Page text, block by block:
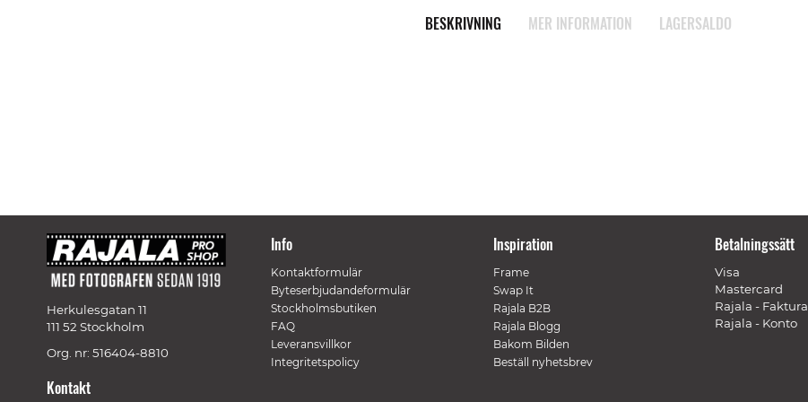
BESKRIVNING MER INFORMATION LAGERSALDO
Herkulesgatan 11
111 52 Stockholm
Org. nr: 516404-8810
Kontakt
Info
Kontaktformulär
Byteserbjudandeformulär
Stockholmsbutiken
FAQ
Leveransvillkor
Integritetspolicy
Inspiration
Frame
Swap It
Rajala B2B
Rajala Blogg
Bakom Bilden
Beställ nyhetsbrev
Betalningssätt
Visa
Mastercard
Rajala - Faktura
Rajala - Konto